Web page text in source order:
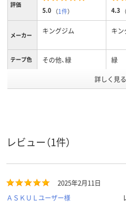
評価
5.0 （1件） 4.3
メーカー キングジム キン
テープ色 その他、緑 緑
黒
テープ長
さ
1.5m
詳しく見る
レビュー（1件）
2025年2月11日
ＡＳＫＵＬユーザー様